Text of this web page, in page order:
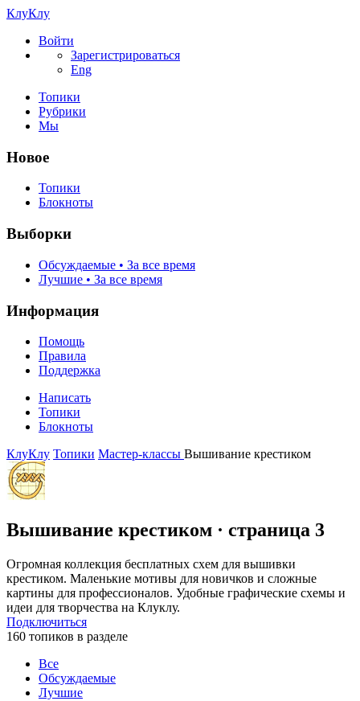
КлуКлу
Войти
Зарегистрироваться
Eng
Топики
Рубрики
Мы
Новое
Топики
Блокноты
Выборки
Обсуждаемые • За все время
Лучшие • За все время
Информация
Помощь
Правила
Поддержка
Написать
Топики
Блокноты
КлуКлу Топики Мастер-классы Вышивание крестиком
Вышивание крестиком · страница 3
Огромная коллекция бесплатных схем для вышивки
крестиком. Маленькие мотивы для новичков и сложные
картины для профессионалов. Удобные графические схемы и
идеи для творчества на Клуклу.
Подключиться
160 топиков в разделе
Все
Обсуждаемые
Лучшие